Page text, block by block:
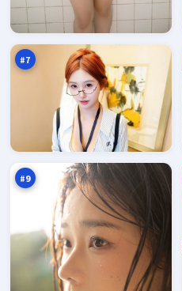
#7
梧
猎
96
万
#9
线万